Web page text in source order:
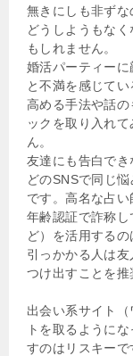
無きにしも非ずな
どうしようもな
もしれません。
婚活パーティー
と不満を感じて
高める手法や話
ックを取り入れ
ん。
友達にも告白で
どのSNSで同じ
です。高名な占い
年齢認証で詐称
ど）を活用する
引っかかる人は
つけ出すことを推
出会い系サイト
トを取るように
すのはリスキー